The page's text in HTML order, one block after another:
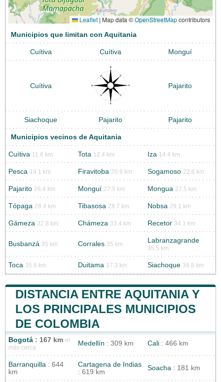
Leaflet | Map data ©OpenStreetMapcontributors
Municipios que limitan con Aquitania
Cuítiva Cuítiva Monguí
Cuítiva Pajarito
Siachoque Pajarito Pajarito
Municipios vecinos de Aquitania
Cuítiva 11.6 km Tota 12.4 km Iza 14.4 km
Pesca 19.1 km Firavitoba 20.9 km Sogamoso 22.6 km
Pajarito 26.4 km Monguí 27.5 km Mongua 27.5 km
Tópaga 28.4 km Tibasosa 28.7 km Nobsa 29.1 km
Gámeza 32.8 km Chámeza 33.4 km Recetor 34.1 km
Busbanzá 35 km Corrales 35 km Labranzagrande
35.5 km
Toca 35.6 km Duitama 37.3 km Siachoque 38.8 km
DISTANCIA ENTRE AQUITANIA Y
LOS PRINCIPALES MUNICIPIOS
DE COLOMBIA
Bogotá : 167 km el
más cerca
Medellín : 309 km Cali : 466 km
Barranquilla : 644
km
Cartagena de Indias
: 619 km
Soacha : 181 km